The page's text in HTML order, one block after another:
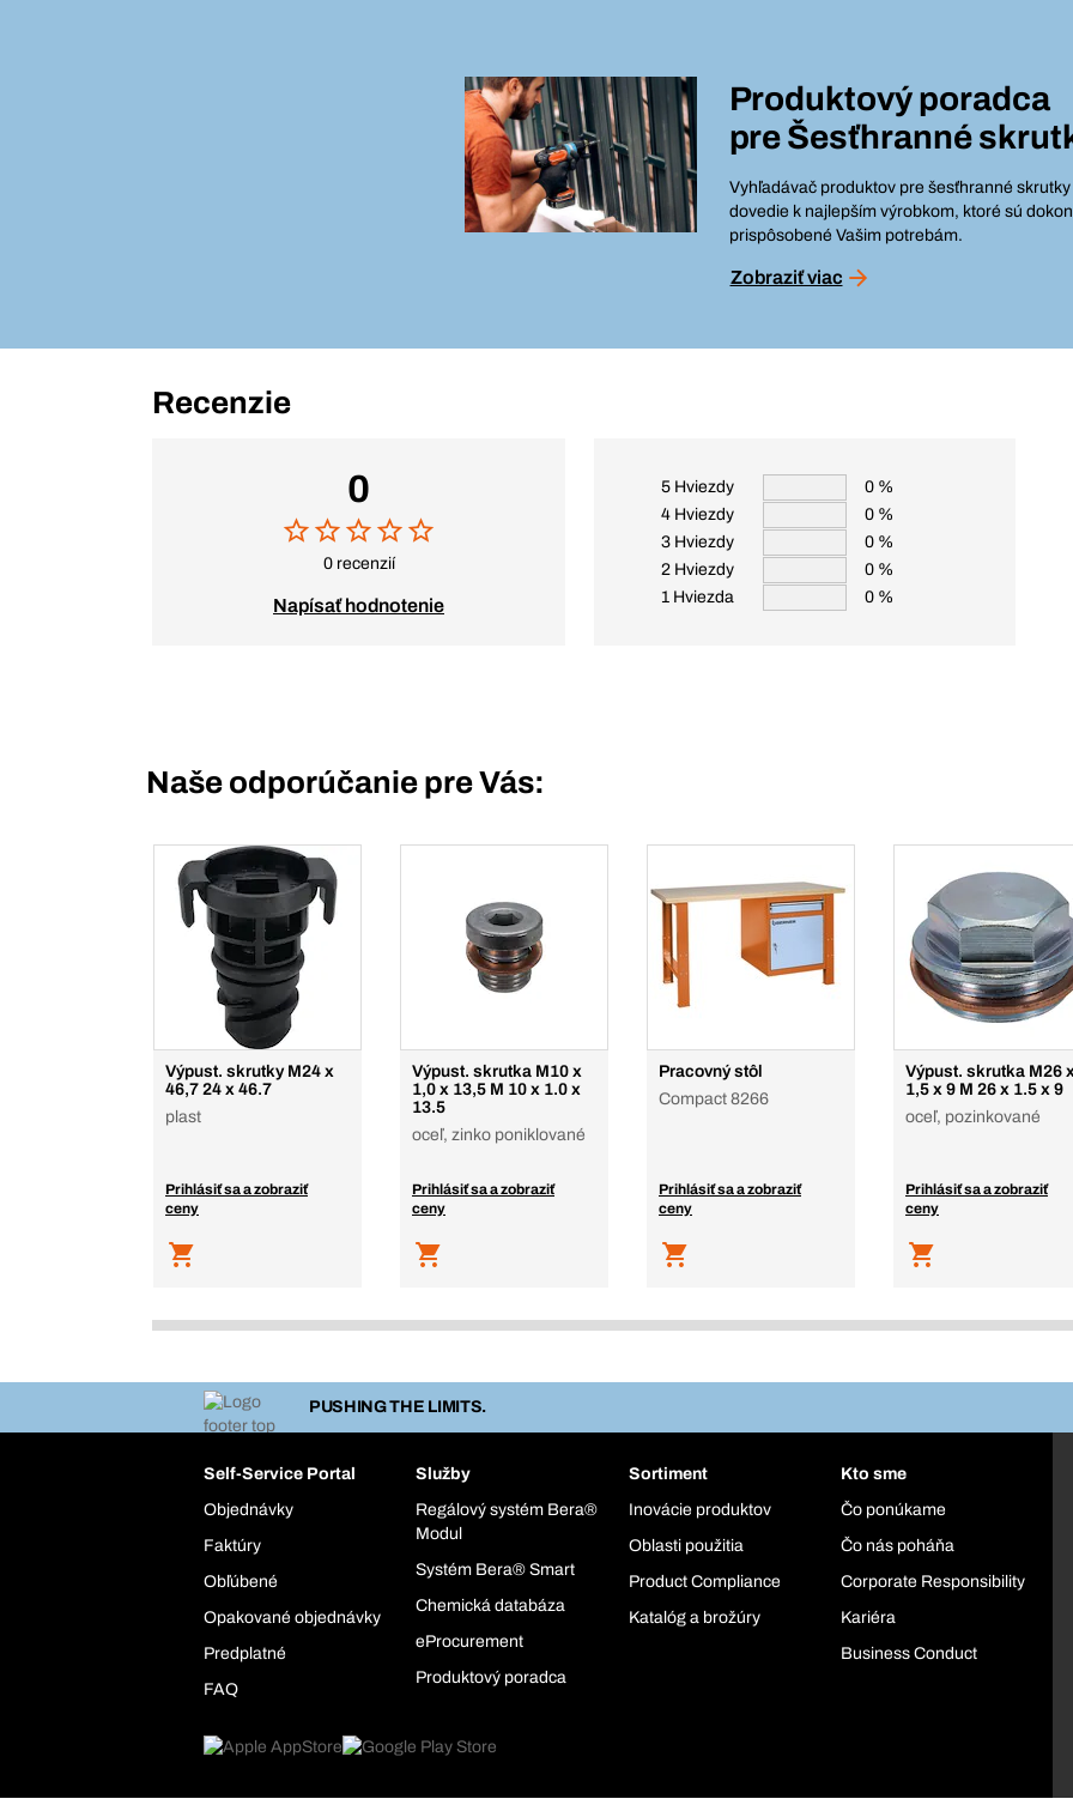
Produktový poradca
preŠesťhranné
Vyhľadávač produktov pre šesťhranné skrutky
dovedie k najlepším výrobkom, ktoré sú
prispôsobené Vašim potrebám.
Zobraziť viac
Recenzie
0
0 recenzií
Napísať hodnotenie
5 Hviezdy
0 %
4 Hviezdy
0 %
3 Hviezdy
0 %
2 Hviezdy
0 %
1 Hviezda
0 %
Naše odporúčanie pre Vás:
Výpust. skrutky M24 x
46,7 24 x 46.7
plast
Prihlásiť sa a zobraziť
ceny
Výpust. skrutka M10 x
1,0 x 13,5 M 10 x 1.0 x
13.5
oceľ, zinko poniklované
Prihlásiť sa a zobraziť
ceny
Pracovný stôl
Compact 8266
Prihlásiť sa a zobraziť
ceny
Výpust. skrutka M26
1,5 x 9 M 26 x 1.5 x 9
oceľ, pozinkované
Prihlásiť sa a zobraziť
ceny
PUSHING THE LIMITS.
Self-Service Portal
Objednávky
Faktúry
Obľúbené
Opakované objednávky
Predplatné
FAQ
Služby
Regálový systém Bera®
Modul
Systém Bera® Smart
Chemická databáza
eProcurement
Produktový poradca
Sortiment
Inovácie produktov
Oblasti použitia
Product Compliance
Katalóg a brožúry
Kto sme
Čo ponúkame
Čo nás poháňa
Corporate Responsibility
Kariéra
Business Conduct